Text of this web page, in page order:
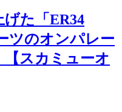
た「ER34
ツのオンパレー
【スカミューオ